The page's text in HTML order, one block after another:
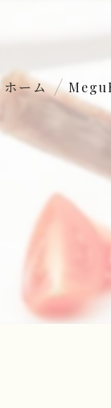
ホーム